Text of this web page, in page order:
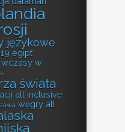
językowe
egipt
wczasy w
świata
all inclusive
węgry all